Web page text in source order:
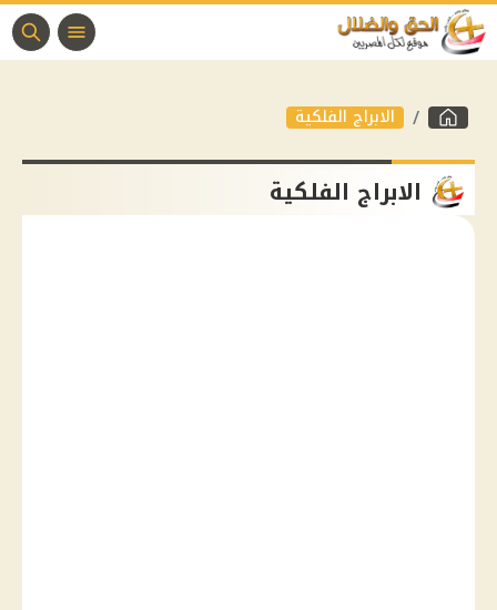
الابراج الفلكية
الابراج الفلكية